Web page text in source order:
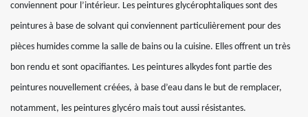
conviennent pour l’intérieur. Les peintures glycérophtaliques sont des
peintures à base de solvant qui conviennent particulièrement pour des
pièces humides comme la salle de bains ou la cuisine. Elles offrent un très
bon rendu et sont opacifiantes. Les peintures alkydes font partie des
peintures nouvellement créées, à base d’eau dans le but de remplacer,
notamment, les peintures glycéro mais tout aussi résistantes.